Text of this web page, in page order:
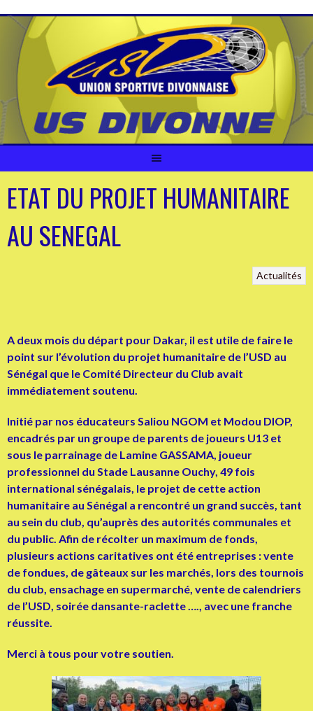
contenu
ETAT DU PROJET HUMANITAIRE
AU SENEGAL
Actualités
A deux mois du départ pour Dakar, il est utile de faire le
point sur l’évolution du projet humanitaire de l’USD au
Sénégal que le Comité Directeur du Club avait
immédiatement soutenu.
Initié par nos éducateurs Saliou NGOM et Modou DIOP,
encadrés par un groupe de parents de joueurs U13 et
sous le parrainage de Lamine GASSAMA, joueur
professionnel du Stade Lausanne Ouchy, 49 fois
international sénégalais, le projet de cette action
humanitaire au Sénégal a rencontré un grand succès, tant
au sein du club, qu’auprès des autorités communales et
du public. Afin de récolter un maximum de fonds,
plusieurs actions caritatives ont été entreprises : vente
de fondues, de gâteaux sur les marchés, lors des tournois
du club, ensachage en supermarché, vente de calendriers
de l’USD, soirée dansante-raclette …., avec une franche
réussite.
Merci à tous pour votre soutien.